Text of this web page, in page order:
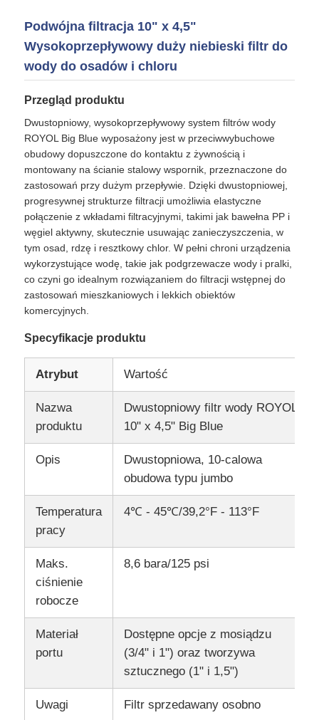
Produkty
Filmy
O nas
Wycieczka po fabryce
Kontrola jakości
Skontaktuj się z nami
Systemy RO
Zmiękczacz wody
Kartusz filtra wody
Membrana RO do zastosowań mieszkaniowych
Sterylizator wody UV
Złączki do filtra wody
Przemysłowa membrana RO
Obudowa membrany RO
Podwójna filtracja 10" x 4,5"
Wysokoprzepływowy duży niebieski filtr do
wody do osadów i chloru
Przegląd produktu
Dwustopniowy, wysokoprzepływowy system filtrów wody
ROYOL Big Blue wyposażony jest w przeciwwybuchowe
obudowy dopuszczone do kontaktu z żywnością i
montowany na ścianie stalowy wspornik, przeznaczone do
zastosowań przy dużym przepływie. Dzięki dwustopniowej,
progresywnej strukturze filtracji umożliwia elastyczne
połączenie z wkładami filtracyjnymi, takimi jak bawełna PP i
węgiel aktywny, skutecznie usuwając zanieczyszczenia, w
tym osad, rdzę i resztkowy chlor. W pełni chroni urządzenia
wykorzystujące wodę, takie jak podgrzewacze wody i pralki,
co czyni go idealnym rozwiązaniem do filtracji wstępnej do
zastosowań mieszkaniowych i lekkich obiektów
komercyjnych.
Specyfikacje produktu
Atrybut Wartość
Nazwa
produktu
Dwustopniowy filtr wody ROYOL
10" x 4,5" Big Blue
Opis
Dwustopniowa, 10-calowa
obudowa typu jumbo
Temperatura
pracy
4℃ - 45℃/39,2°F - 113°F
Maks.
ciśnienie
robocze
8,6 bara/125 psi
Materiał
portu
Dostępne opcje z mosiądzu
(3/4" i 1") oraz tworzywa
sztucznego (1" i 1,5")
Uwagi Filtr sprzedawany osobno